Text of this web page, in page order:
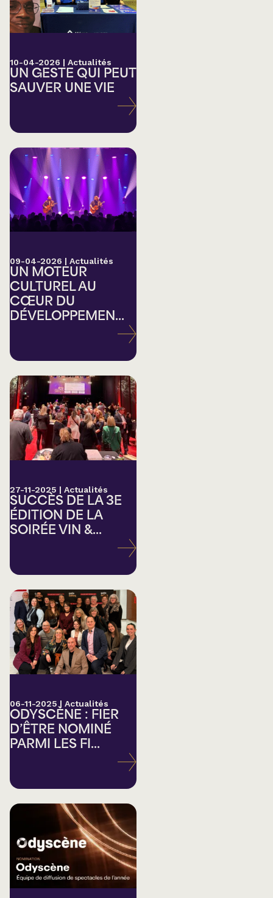
10-04-2026 | Actualités
UN GESTE QUI PEUT
SAUVER UNE VIE
09-04-2026 | Actualités
UN MOTEUR
CULTUREL AU
CŒUR DU
DÉVELOPPEMEN...
27-11-2025 | Actualités
SUCCÈS DE LA 3E
ÉDITION DE LA
SOIRÉE VIN &...
06-11-2025 | Actualités
ODYSCÈNE : FIER
D’ÊTRE NOMINÉ
PARMI LES FI...